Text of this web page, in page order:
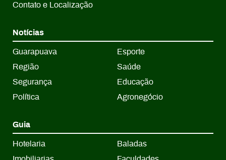
Contato e Localização
Notícias
Guarapuava
Região
Segurança
Política
Esporte
Saúde
Educação
Agronegócio
Guia
Hotelaria
Baladas